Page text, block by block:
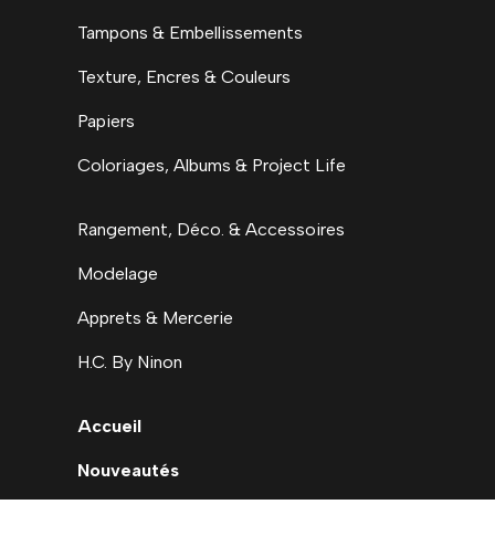
Tampons & Embellissements
Texture, Encres & Couleurs
Papiers
Coloriages, Albums & Project Life
Rangement, Déco. & Accessoires
Modelage
Apprets & Mercerie
H.C. By Ninon
Accueil
Nouveautés